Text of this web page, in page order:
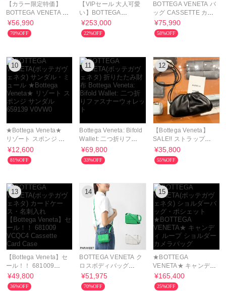
【カラー限定特価】
BOTTEGA VENETA バ
ッグ CANDY 666688
VMAY1
¥56,990
70%OFF
【VIPセール 大人可愛
い】BOTTEGA
VENETA Wallace ミニ
バッグ
¥253,000
22%OFF
BOTTEGA VENETA バ
ッグ CASSETTE カセ
ット ミニ 680217
VCQC4
¥75,990
58%OFF
10
★Bottega Veneta★
リゾート スポンジ サ
ンダル 659139
V0VW0
¥12,600
81%OFF
11
Bottega Veneta: Bifold
Wallet: 二つ折りファ
スナーウォレット
¥69,800
33%OFF
12
【Bottega Veneta】
SALE!! ストラップ付
きウォレット Wallet
¥35,800
55%OFF
13
【Bottega Veneta】セ
ール！！ 681009
VCQC4 Cassette
Card Case
¥49,800
36%OFF
14
BOTTEGA VENETA ク
ロスボディバッグ
666688-vmay1-b
¥51,975
70%OFF
15
★BOTTEGA
VENETA★ キャンディ
ループ ショルダー カ
メラバッグ
¥165,400
25%OFF